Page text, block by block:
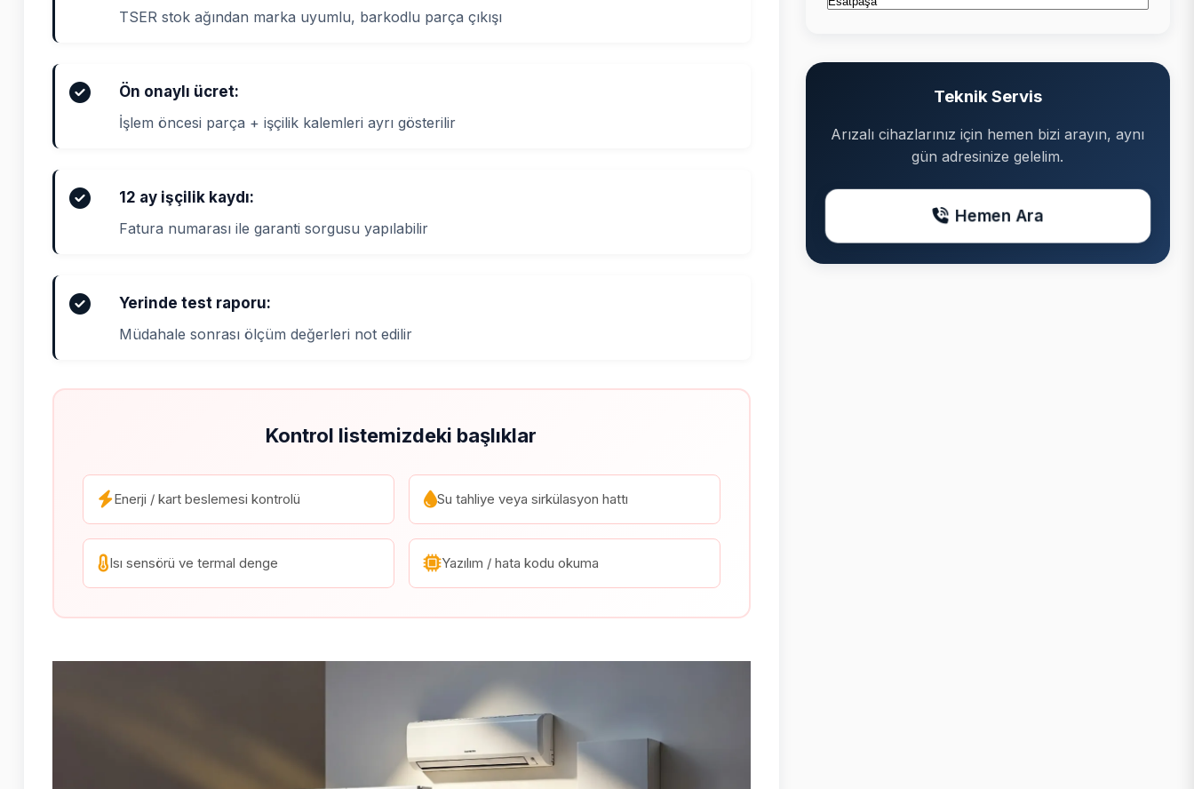
TSER stok ağından marka uyumlu, barkodlu parça çıkışı
Ön onaylı ücret:
İşlem öncesi parça + işçilik kalemleri ayrı gösterilir
12 ay işçilik kaydı:
Fatura numarası ile garanti sorgusu yapılabilir
Yerinde test raporu:
Müdahale sonrası ölçüm değerleri not edilir
Kontrol listemizdeki başlıklar
Enerji / kart beslemesi kontrolü Su tahliye veya sirkülasyon hattı
Isı sensörü ve termal denge Yazılım / hata kodu okuma
Teknik Servis
Arızalı cihazlarınız için hemen bizi arayın, aynı
gün adresinize gelelim.
Hemen Ara